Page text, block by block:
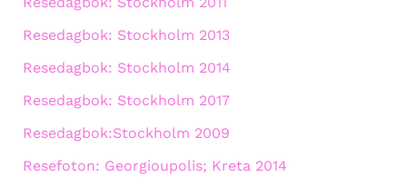
Resedagbok: Stockholm 2013
Resedagbok: Stockholm 2014
Resedagbok: Stockholm 2017
Resedagbok:Stockholm 2009
Resefoton: Georgioupolis; Kreta 2014